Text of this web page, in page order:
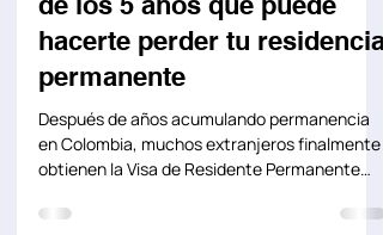
Visa R en Colombia: el error
de los 5 años que puede
hacerte perder tu residencia
permanente
Después de años acumulando permanencia
obtienen la Visa de Residente Permanente